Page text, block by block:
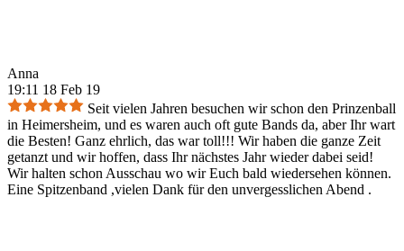
Anna
19:11 18 Feb 19
Seit vielen Jahren besuchen wir schon den Prinzenball
in Heimersheim, und es waren auch oft gute Bands da, aber Ihr wart
die Besten! Ganz ehrlich, das war toll!!! Wir haben die ganze Zeit
getanzt und wir hoffen, dass Ihr nächstes Jahr wieder dabei seid!
Wir halten schon Ausschau wo wir Euch bald wiedersehen können.
Eine Spitzenband ,vielen Dank für den unvergesslichen Abend .